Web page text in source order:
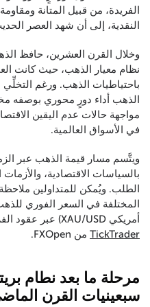
الفريدة، من قبيل المتانة
النقدية، إلى أن شهد العصر
وخلال القرن العشرين، حافظ
نظام معيار الذهب، حيث كانت
باحتياطيات الذهب. ورغم
الذهب أداء دورٍ محوري بوصفه
مواجهة حالات عدم اليقين
في الأسواق العالمية.
ويتَّسم مسار قيمة الذهب عبر
بالسياسات الاقتصادية،
الطلب. ويُمكن للمتداولين ملاحظة
المختلفة في السعر الفوري
أمريكي XAU/USD) عبر عقود الفروقات (CFDs) على منصَّة
TickTrader من FXOpen.
مرحلة ما بعد نطام
سبعينيات القرن